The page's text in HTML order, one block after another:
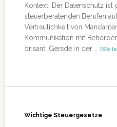
Kontext: Der Datenschutz ist
steuerberatenden Berufen
Vertraulichkeit von
Kommunikation mit
brisant. Gerade in der …
Wichtige Steuergesetze